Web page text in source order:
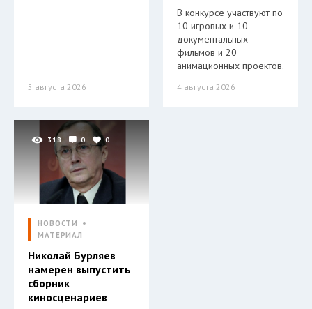
5 августа 2026
В конкурсе участвуют по
10 игровых и 10
документальных
фильмов и 20
анимационных проектов.
4 августа 2026
318 0 0
НОВОСТИ
МАТЕРИАЛ
Николай Бурляев
намерен выпустить
сборник
киносценариев